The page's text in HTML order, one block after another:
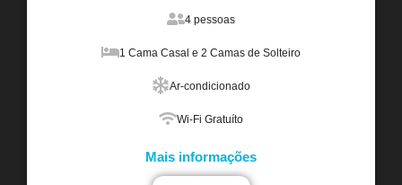
4 pessoas
1 Cama Casal e 2 Camas de Solteiro
Ar-condicionado
Wi-Fi Gratuíto
Mais informações